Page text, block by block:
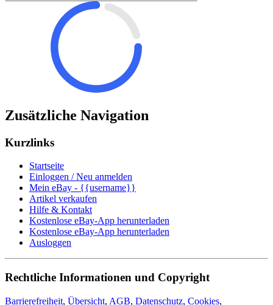
Zusätzliche Navigation
Kurzlinks
Startseite
Einloggen / Neu anmelden
Mein eBay - {{username}}
Artikel verkaufen
Hilfe & Kontakt
Kostenlose eBay-App herunterladen
Kostenlose eBay-App herunterladen
Ausloggen
Rechtliche Informationen und Copyright
Barrierefreiheit, Übersicht, AGB, Datenschutz, Cookies,